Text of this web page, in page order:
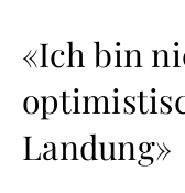
«Ich bin
Landung»